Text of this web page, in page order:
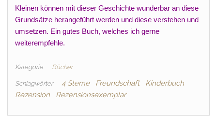
Kleinen können mit dieser Geschichte wunderbar an diese
Grundsätze herangeführt werden und diese verstehen und
umsetzen. Ein gutes Buch, welches ich gerne
weiterempfehle.
Kategorie Bücher
Schlagwörter 4 Sterne Freundschaft
Kinderbuch
Rezension
Rezensionsexemplar